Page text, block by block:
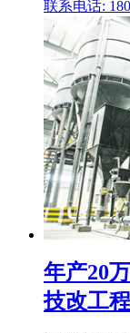
联系电话:
年产20
技改工